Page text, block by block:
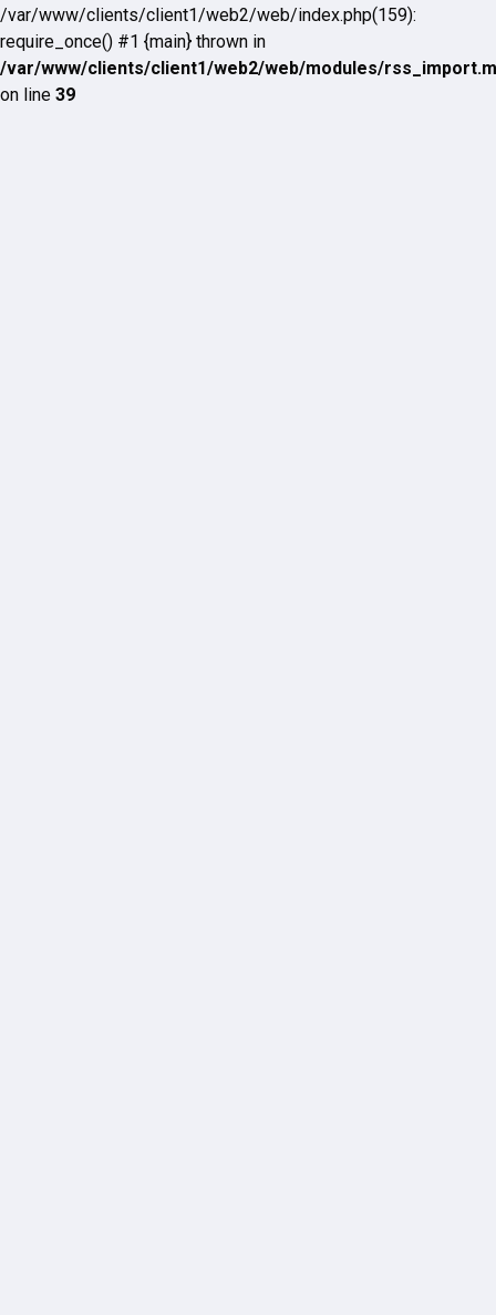
/var/www/clients/client1/web2/web/index.php(159):
require_once() #1 {main} thrown in
/var/www/clients/client1/web2/web/modules/
on line 39